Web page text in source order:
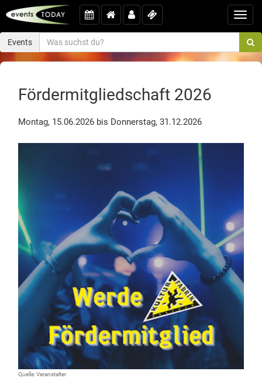
Events
Fördermitgliedschaft 2026
Montag, 15.06.2026 bis Donnerstag, 31.12.2026
Quelle: Veranstalter